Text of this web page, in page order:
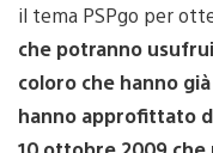
il tema PSPgo per
che potranno
coloro che hanno
hanno approfittato